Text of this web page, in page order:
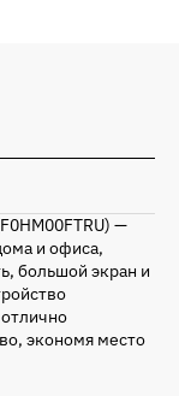
—
и офиса,
большой экран и
экономя место